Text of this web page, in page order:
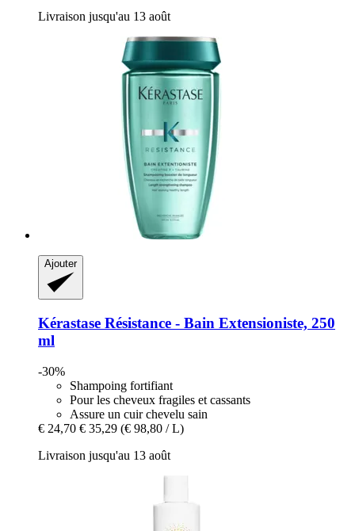
Livraison jusqu'au 13 août
Ajouter
Kérastase Résistance -​ Bain Extensioniste, 250
ml
-30%
Shampoing fortifiant
Pour les cheveux fragiles et cassants
Assure un cuir chevelu sain
€ 24,70 € 35,29 (€ 98,80 / L)
Livraison jusqu'au 13 août